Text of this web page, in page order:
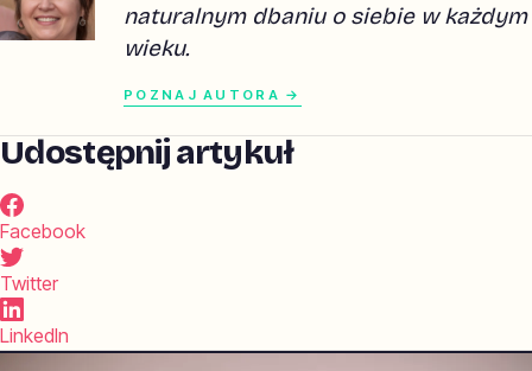
naturalnym dbaniu o siebie w każdym
wieku.
POZNAJ AUTORA →
Udostępnij artykuł
Facebook
Twitter
LinkedIn